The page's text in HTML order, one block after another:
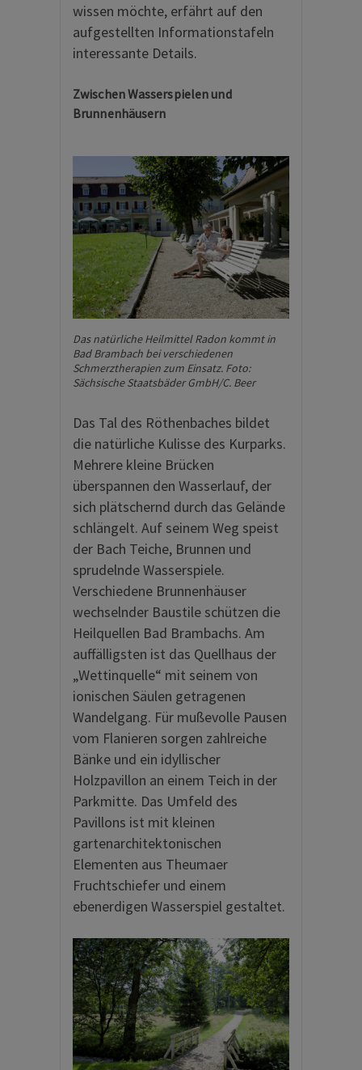
wissen möchte, erfährt auf den
aufgestellten Informationstafeln
interessante Details.
Zwischen Wasserspielen und
Brunnenhäusern
Das natürliche Heilmittel Radon kommt in
Bad Brambach bei verschiedenen
Schmerztherapien zum Einsatz. Foto:
Sächsische Staatsbäder GmbH/C. Beer
Das Tal des Röthenbaches bildet
die natürliche Kulisse des Kurparks.
Mehrere kleine Brücken
überspannen den Wasserlauf, der
sich plätschernd durch das Gelände
schlängelt. Auf seinem Weg speist
der Bach Teiche, Brunnen und
sprudelnde Wasserspiele.
Verschiedene Brunnenhäuser
wechselnder Baustile schützen die
Heilquellen Bad Brambachs. Am
auffälligsten ist das Quellhaus der
„Wettinquelle“ mit seinem von
ionischen Säulen getragenen
Wandelgang. Für mußevolle Pausen
vom Flanieren sorgen zahlreiche
Bänke und ein idyllischer
Holzpavillon an einem Teich in der
Parkmitte. Das Umfeld des
Pavillons ist mit kleinen
gartenarchitektonischen
Elementen aus Theumaer
Fruchtschiefer und einem
ebenerdigen Wasserspiel gestaltet.